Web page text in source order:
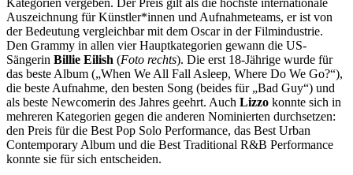
Auszeichnung für Künstler*innen und Aufnahmeteams, er ist von
der Bedeutung vergleichbar mit dem Oscar in der Filmindustrie.
Den Grammy in allen vier Hauptkategorien gewann die US-
Sängerin Billie Eilish (Foto rechts). Die erst 18-Jährige wurde für
das beste Album („When We All Fall Asleep, Where Do We Go?“),
die beste Aufnahme, den besten Song (beides für „Bad Guy“) und
als beste Newcomerin des Jahres geehrt. Auch Lizzo konnte sich in
mehreren Kategorien gegen die anderen Nominierten durchsetzen:
den Preis für die Best Pop Solo Performance, das Best Urban
Contemporary Album und die Best Traditional R&B Performance
konnte sie für sich entscheiden.